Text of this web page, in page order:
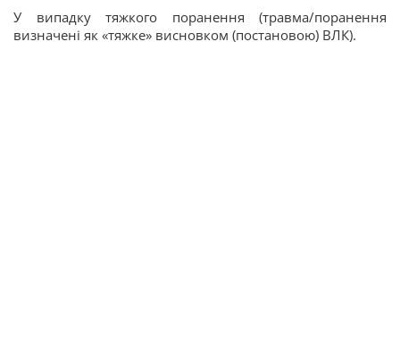
У випадку тяжкого поранення (травма/поранення
визначені як «тяжке» висновком (постановою) ВЛК).